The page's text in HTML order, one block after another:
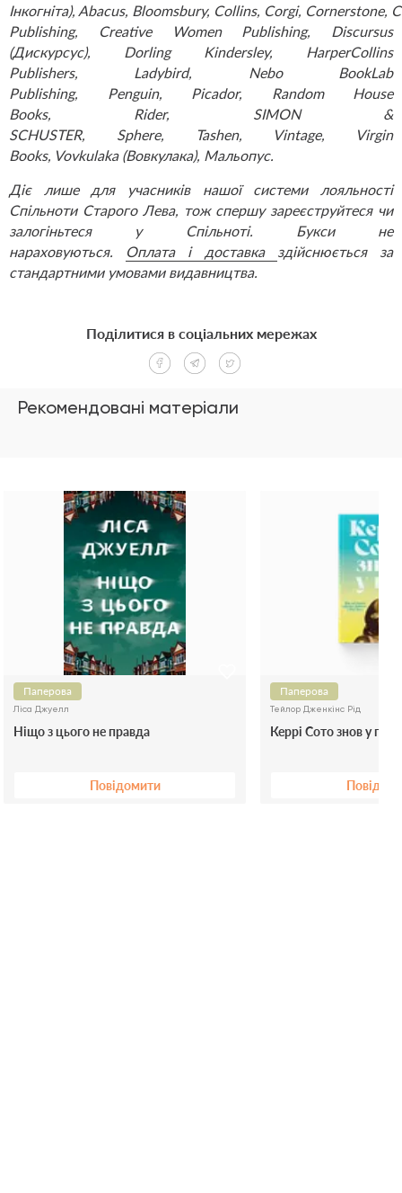
Інкогніта), Abacus, Bloomsbury, Collins, Corgi, Cornerstone,
Publishing, Creative Women Publishing, Discursus
(Дискурсус), Dorling Kindersley, HarperCollins
Publishers, Ladybird, Nebo BookLab
Publishing, Penguin, Picador, Random House
Books, Rider, SIMON &
SCHUSTER, Sphere, Tashen, Vintage, Virgin
Books, Vovkulaka (Вовкулака), Мальопус.
Діє лише для учасників нашої системи лояльності
Спільноти Старого Лева, тож спершу зареєструйтеся чи
залогіньтеся у Спільноті. Букси не
нараховуються. Оплата і доставка здійснюється за
стандартними умовами видавництва.
Рекомендовані матеріали
Паперова
Ліса Джуелл
Ніщо з цього не правда
Повідомити
Паперова
Тейлор Дженкінс Рід
Керрі Сото знов у грі
Поділитися в соціальних мережах